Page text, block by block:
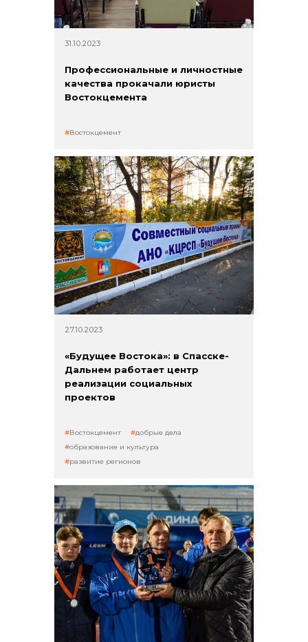
Контакты
+7 (423) 234 50 50
info@vostokcement.ru
31.10.2023
Профессиональные и личностные
качества прокачали юристы
Востокцемента
Востокцемент
27.10.2023
«Будущее Востока»: в Спасске-
Дальнем работает центр
реализации социальных
проектов
Востокцемент
добрые дела
образование и культура
развитие регионов